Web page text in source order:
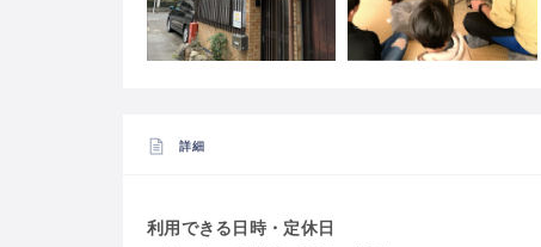
詳細
利用できる日時・定休日